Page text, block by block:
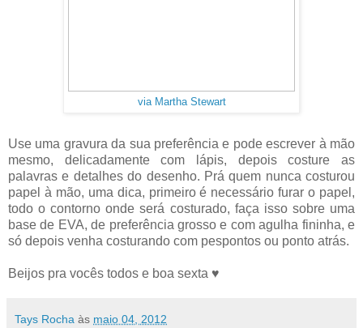
via Martha Stewart
Use uma gravura da sua preferência e pode escrever à mão
mesmo, delicadamente com lápis, depois costure as
palavras e detalhes do desenho. Prá quem nunca costurou
papel à mão, uma dica, primeiro é necessário furar o papel,
todo o contorno onde será costurado, faça isso sobre uma
base de EVA, de preferência grosso e com agulha fininha, e
só depois venha costurando com pespontos ou ponto atrás.
Beijos pra vocês todos e boa sexta ♥
Tays Rocha às maio 04, 2012